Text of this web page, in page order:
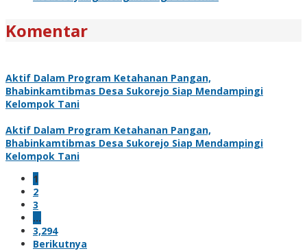
Komentar
Aktif Dalam Program Ketahanan Pangan,
Bhabinkamtibmas Desa Sukorejo Siap Mendampingi
Kelompok Tani
Aktif Dalam Program Ketahanan Pangan,
Bhabinkamtibmas Desa Sukorejo Siap Mendampingi
Kelompok Tani
1
2
3
…
3,294
Berikutnya